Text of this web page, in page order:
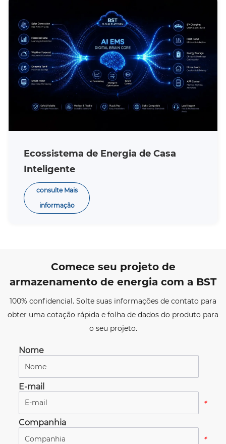
Ecossistema de Energia de Casa
Inteligente
consulte Mais
informação
Comece seu projeto de
armazenamento de energia com a BST
100% confidencial. Solte suas informações de contato para
obter uma cotação rápida e folha de dados do produto para
o seu projeto.
Nome
E-mail
*
Companhia
*